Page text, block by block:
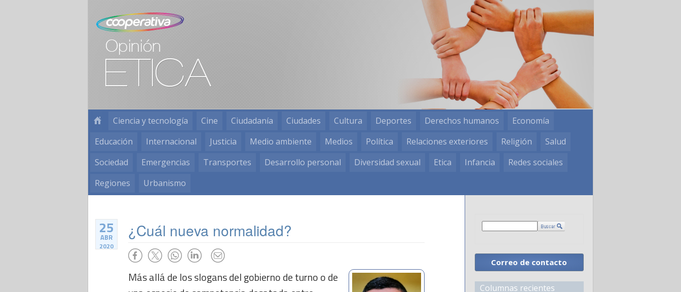
Ciencia y tecnología Cine Ciudadanía Ciudades Cultura Deportes Derechos humanos
Economía
Educación
Internacional Justicia Medio ambiente Medios Política Relaciones exteriores Religión
Salud
Sociedad
Emergencias Transportes Desarrollo personal Diversidad sexual Etica Infancia
Redes sociales
Regiones
Urbanismo
25
ABR
2020
¿Cuál nueva normalidad?
Más allá de los slogans del gobierno de turno o de
Correo de contacto
Columnas recientes